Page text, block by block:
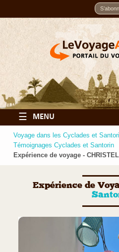
☰ MENU
Voyage dans les Cyclades et
Témoignages Cyclades et Santorin
Expérience de voyage -
Expérience de